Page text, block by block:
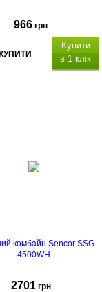
966 грн
Купити
в 1 клік
комбайн Sencor SSG
4500WH
2701 грн